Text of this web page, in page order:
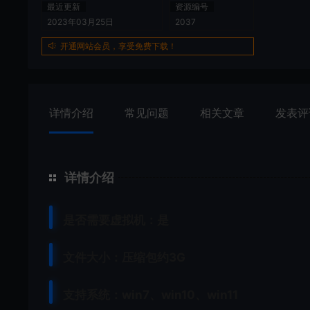
最近更新
2023年03月25日
资源编号
2037
开通网站会员，享受免费下载！
详情介绍 常见问题 相关文章 发表
详情介绍